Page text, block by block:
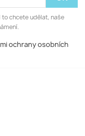
to chcete udělat, naše
ochrany osobních